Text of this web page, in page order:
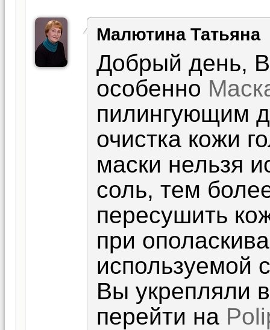
Малютина Татьяна
Добрый день,
особенно
пилингующим
очистка кожи
маски нельзя
соль, тем
пересушить
при
используемой
Вы укрепляли
перейти на